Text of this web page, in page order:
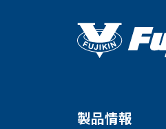
製品情報